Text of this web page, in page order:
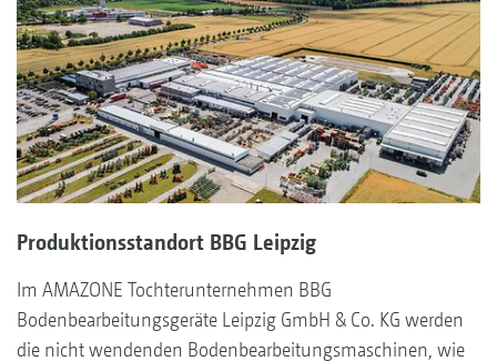
Produktionsstandort BBG Leipzig
Im AMAZONE Tochterunternehmen BBG
Bodenbearbeitungsgeräte Leipzig GmbH & Co. KG werden
die nicht wendenden Bodenbearbeitungsmaschinen, wie